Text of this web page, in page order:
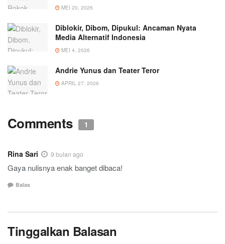
MEI 20, 2026
Diblokir, Dibom, Dipukul: Ancaman Nyata
Media Alternatif Indonesia
MEI 4, 2026
Andrie Yunus dan Teater Teror
APRIL 27, 2026
Comments 1
Rina Sari 9 bulan ago
Gaya nulisnya enak banget dibaca!
Balas
Tinggalkan Balasan